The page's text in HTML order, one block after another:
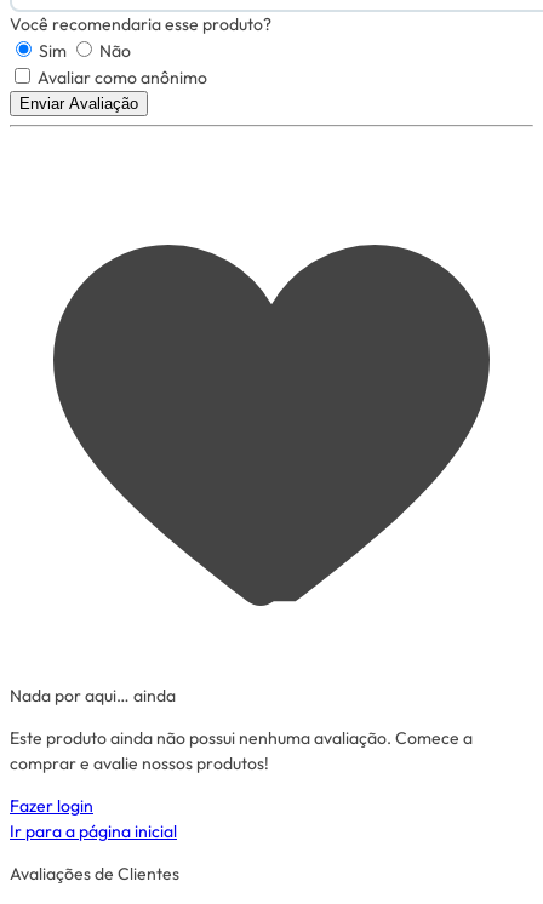
Você recomendaria esse produto?
Sim
Não
Avaliar como anônimo
Enviar Avaliação
Nada por aqui… ainda
Este produto ainda não possui nenhuma avaliação. Comece a
comprar e avalie nossos produtos!
Fazer login
Ir para a página inicial
Avaliações de Clientes